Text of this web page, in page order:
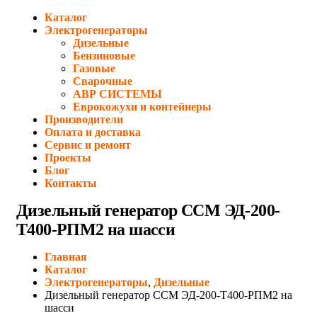
Каталог
Электрогенераторы
Дизельные
Бензиновые
Газовые
Сварочные
АВР СИСТЕМЫ
Еврокожухи и контейнеры
Производители
Оплата и доставка
Сервис и ремонт
Проекты
Блог
Контакты
Дизельный генератор ССМ ЭД-200-
Т400-РПМ2 на шасси
Главная
Каталог
Электрогенераторы, Дизельные
Дизельный генератор ССМ ЭД-200-Т400-РПМ2 на
шасси